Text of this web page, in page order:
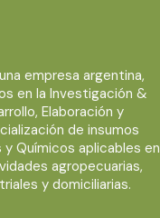
empresa argentina,
en la Investigación &
Elaboración y
de insumos
y Químicos aplicables en
agropecuarias,
y domiciliarias.